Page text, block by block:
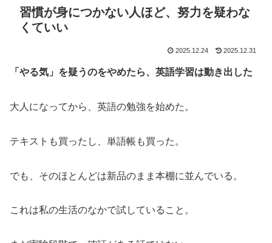
習慣が身につかない人ほど、努力を疑わな
くていい
2025.12.24 2025.12.31
「やる気」を疑うのをやめたら、英語学習は動き出した
大人になってから、英語の勉強を始めた。
テキストも買ったし、単語帳も買った。
でも、そのほとんどは新品のまま本棚に並んでいる。
これは私の生活のなかで試していること。